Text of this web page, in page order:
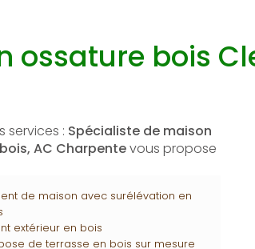
ossature bois
services : Spécialiste de maison
AC Charpentevous propose
de maison avec surélévation en
extérieur en bois
de terrasse en bois sur mesure